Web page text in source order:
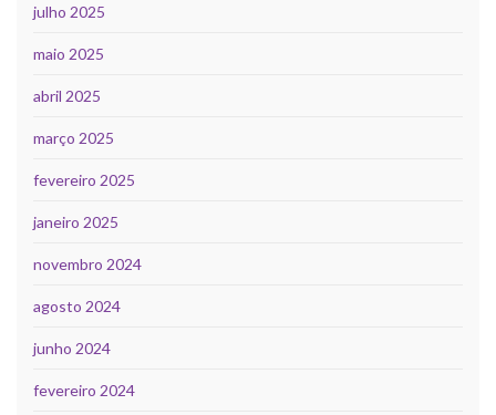
julho 2025
maio 2025
abril 2025
março 2025
fevereiro 2025
janeiro 2025
novembro 2024
agosto 2024
junho 2024
fevereiro 2024